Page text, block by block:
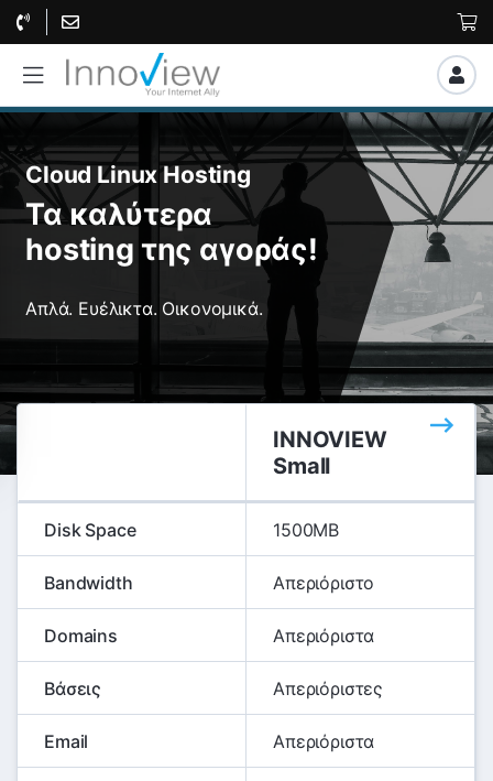
Cloud Linux Hosting
Τα καλύτερα
hosting της αγοράς!
Απλά. Ευέλικτα. Οικονομικά.
Disk Space
Bandwidth
Domains
Βάσεις
Email
INNOVIEW
Small
1500MB
Απεριόριστο
Απεριόριστα
Απεριόριστες
Απεριόριστα